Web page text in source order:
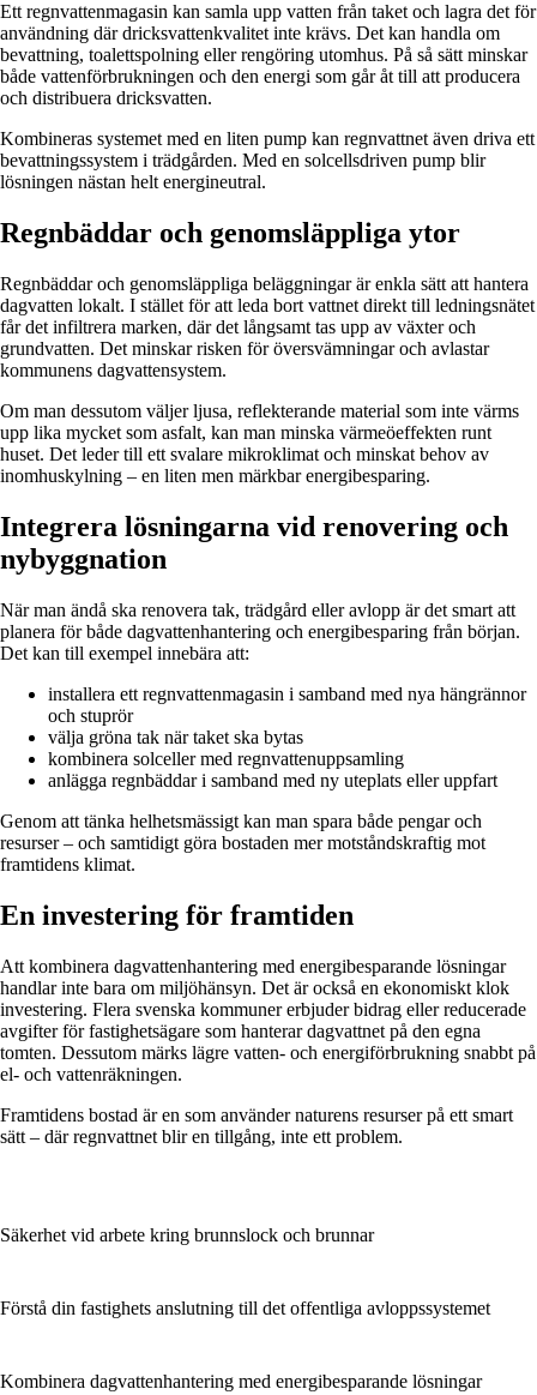
Ett regnvattenmagasin kan samla upp vatten från taket och lagra det för
användning där dricksvattenkvalitet inte krävs. Det kan handla om
bevattning, toalettspolning eller rengöring utomhus. På så sätt minskar
både vattenförbrukningen och den energi som går åt till att producera
och distribuera dricksvatten.
Kombineras systemet med en liten pump kan regnvattnet även driva ett
bevattningssystem i trädgården. Med en solcellsdriven pump blir
lösningen nästan helt energineutral.
Regnbäddar och genomsläppliga ytor
Regnbäddar och genomsläppliga beläggningar är enkla sätt att hantera
dagvatten lokalt. I stället för att leda bort vattnet direkt till ledningsnätet
får det infiltrera marken, där det långsamt tas upp av växter och
grundvatten. Det minskar risken för översvämningar och avlastar
kommunens dagvattensystem.
Om man dessutom väljer ljusa, reflekterande material som inte värms
upp lika mycket som asfalt, kan man minska värmeöeffekten runt
huset. Det leder till ett svalare mikroklimat och minskat behov av
inomhuskylning – en liten men märkbar energibesparing.
Integrera lösningarna vid renovering och
nybyggnation
När man ändå ska renovera tak, trädgård eller avlopp är det smart att
planera för både dagvattenhantering och energibesparing från början.
Det kan till exempel innebära att:
installera ett regnvattenmagasin i samband med nya hängrännor
och stuprör
välja gröna tak när taket ska bytas
kombinera solceller med regnvattenuppsamling
anlägga regnbäddar i samband med ny uteplats eller uppfart
Genom att tänka helhetsmässigt kan man spara både pengar och
resurser – och samtidigt göra bostaden mer motståndskraftig mot
framtidens klimat.
En investering för framtiden
Att kombinera dagvattenhantering med energibesparande lösningar
handlar inte bara om miljöhänsyn. Det är också en ekonomiskt klok
investering. Flera svenska kommuner erbjuder bidrag eller reducerade
avgifter för fastighetsägare som hanterar dagvattnet på den egna
tomten. Dessutom märks lägre vatten- och energiförbrukning snabbt på
el- och vattenräkningen.
Framtidens bostad är en som använder naturens resurser på ett smart
sätt – där regnvattnet blir en tillgång, inte ett problem.
Säkerhet vid arbete kring brunnslock och brunnar
Förstå din fastighets anslutning till det offentliga avloppssystemet
Kombinera dagvattenhantering med energibesparande lösningar